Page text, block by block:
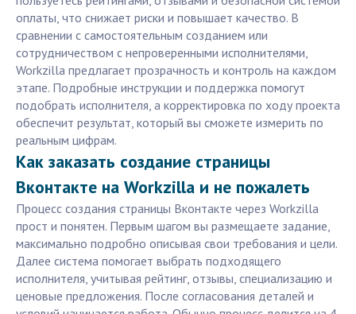
оплаты, что снижает риски и повышает качество. В
сравнении с самостоятельным созданием или
сотрудничеством с непроверенными исполнителями,
Workzilla предлагает прозрачность и контроль на каждом
этапе. Подробные инструкции и поддержка помогут
подобрать исполнителя, а корректировка по ходу проекта
обеспечит результат, который вы сможете измерить по
реальным цифрам.
Как заказать создание страницы
Вконтакте на Workzilla и не пожалеть
Процесс создания страницы Вконтакте через Workzilla
прост и понятен. Первым шагом вы размещаете задание,
максимально подробно описывая свои требования и цели.
Далее система помогает выбрать подходящего
исполнителя, учитывая рейтинг, отзывы, специализацию и
ценовые предложения. После согласования деталей и